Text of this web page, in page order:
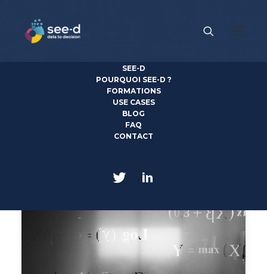
SEE-D
POURQUOI SEE-D ?
FORMATIONS
USE CASES
BLOG
FAQ
CONTACT
News
Découvrez toute l'actualité see-d, IA et Data Science